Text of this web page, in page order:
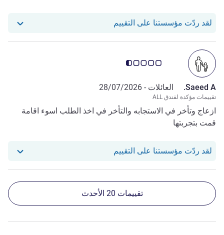
لقد ردّت مؤسستنا على التقييم استجاب فندقنا للمراجعة من Hmd L. N.
ملاحظة أراء العملاء 0.5/5
Saeed A. العائلات - 28/07/2026
تقييمات مؤكدة لفندق ALL
ازعاج وتأخر في الاستجابه والتأخر في اخذ الطلب اسوء اقامة
قمت بتجربتها
لقد ردّت مؤسستنا على التقييم استجاب فندقنا للمراجعة من Saeed A.
تقييمات 20 الأحدث